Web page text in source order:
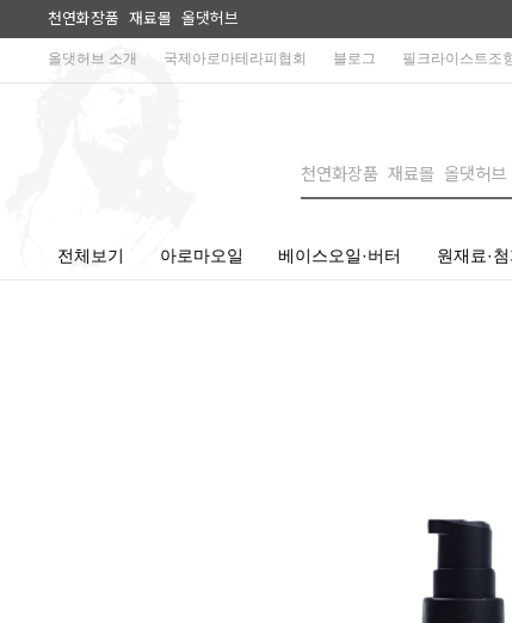
천연화장품 재료몰 올댓허브
올댓허브 소개 국제아로마테라피협회 블로그 필크라이스트조
전체보기 아로마오일 베이스오일·버터 원재료·